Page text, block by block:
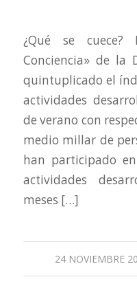
¿Qué se cuece?
Conciencia» de la
quintuplicado el
actividades
de verano con
medio millar de
han participado
actividades
meses […]
24 NOVIEMBRE